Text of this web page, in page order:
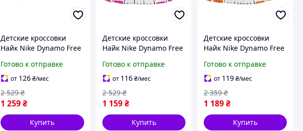
Детские кроссовки
Найк Nike Dynamo Free
Готово к отправке
от 126₴/мес
1 259₴
2 529 ₴
Купить
Детские кроссовки
Найк Nike Dynamo Free
Готово к отправке
от 116 ₴/мес
1 159 ₴
2 529 ₴
Купить
Детские кроссовки
Найк Nike Dynamo Free
Готово к отправке
от 119₴/мес
1 189₴
2 359 ₴
Купить